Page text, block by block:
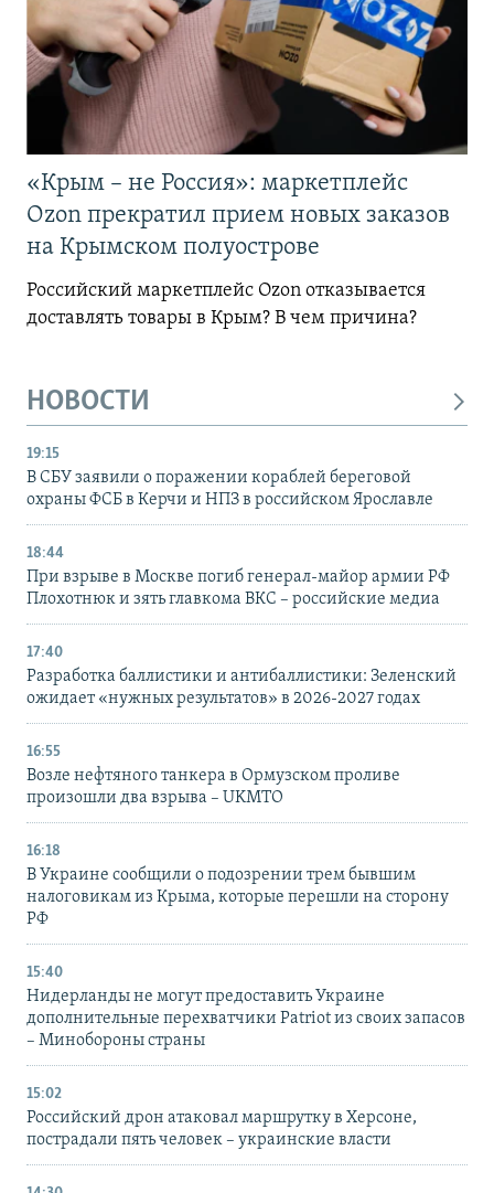
«Крым – не Россия»: маркетплейс
Ozon прекратил прием новых заказов
на Крымском полуострове
Российский маркетплейс Ozon отказывается
доставлять товары в Крым? В чем причина?
НОВОСТИ
19:15
В СБУ заявили о поражении кораблей береговой
охраны ФСБ в Керчи и НПЗ в российском Ярославле
18:44
При взрыве в Москве погиб генерал-майор армии РФ
Плохотнюк и зять главкома ВКС – российские медиа
17:40
Разработка баллистики и антибаллистики: Зеленский
ожидает «нужных результатов» в 2026-2027 годах
16:55
Возле нефтяного танкера в Ормузском проливе
произошли два взрыва – UKMTO
16:18
В Украине сообщили о подозрении трем бывшим
налоговикам из Крыма, которые перешли на сторону
РФ
15:40
Нидерланды не могут предоставить Украине
дополнительные перехватчики Patriot из своих запасов
– Минобороны страны
15:02
Российский дрон атаковал маршрутку в Херсоне,
пострадали пять человек – украинские власти